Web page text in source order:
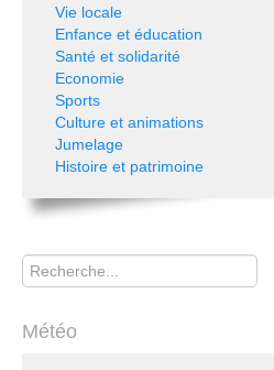
Vie locale
Enfance et éducation
Santé et solidarité
Economie
Sports
Culture et animations
Jumelage
Histoire et patrimoine
Rechercher
Météo